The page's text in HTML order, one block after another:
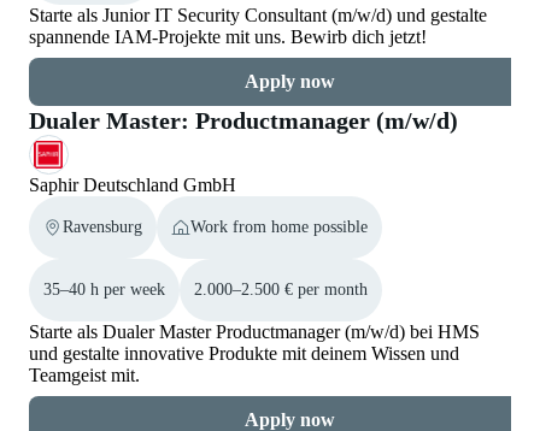
Starte als Junior IT Security Consultant (m/w/d) und gestalte
spannende IAM-Projekte mit uns. Bewirb dich jetzt!
Apply now
Dualer Master: Productmanager (m/w/d)
Saphir Deutschland GmbH
Ravensburg Work from home possible
35–40 h per week 2.000–2.500 € per month
Starte als Dualer Master Productmanager (m/w/d) bei HMS
und gestalte innovative Produkte mit deinem Wissen und
Teamgeist mit.
Apply now